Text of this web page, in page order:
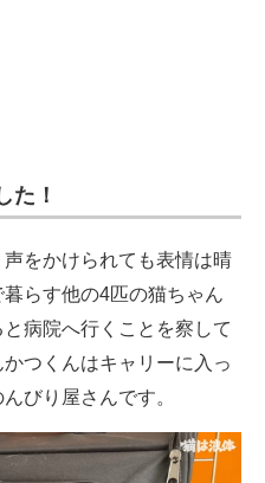
た！
をかけられても表情は晴
らす他の4匹の猫ちゃん
病院へ行くことを察して
つくんはキャリーに入っ
びり屋さんです。